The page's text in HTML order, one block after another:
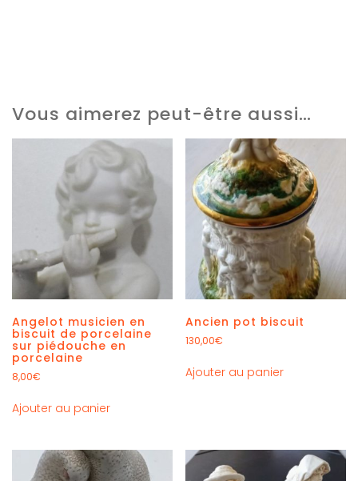
Vous aimerez peut-être aussi…
Angelot musicien en
biscuit de porcelaine
sur piédouche en
porcelaine
8,00€
Ajouter au panier
Ancien pot biscuit
130,00€
Ajouter au panier